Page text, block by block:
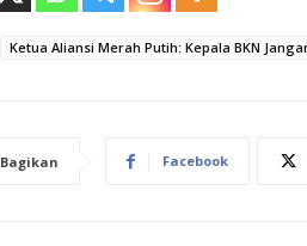
Ketua Aliansi Merah Putih: Kepala BKN
Bagikan Facebook